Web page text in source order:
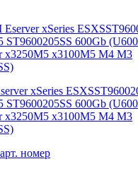
xSeries
ST9600205SS 600Gb
x3250M5 x3100M5 M4 M3
номер